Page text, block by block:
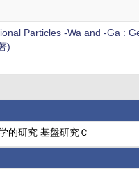
Particles -Wa and -Ga :
)
的研究 基盤研究Ｃ